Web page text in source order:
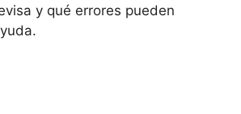
y qué errores pueden